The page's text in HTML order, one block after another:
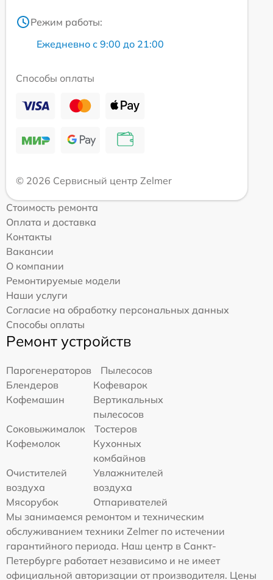
Режим работы:
Ежедневно с 9:00 до 21:00
Способы оплаты
© 2026 Сервисный центр Zelmer
Стоимость ремонта
Оплата и доставка
Контакты
Вакансии
О компании
Ремонтируемые модели
Наши услуги
Согласие на обработку персональных данных
Способы оплаты
Ремонт устройств
Парогенераторов
Пылесосов
Блендеров
Кофеварок
Кофемашин
Вертикальных
пылесосов
Соковыжималок
Тостеров
Кофемолок
Кухонных
комбайнов
Очистителей
воздуха
Увлажнителей
воздуха
Мясорубок
Отпаривателей
Мы занимаемся ремонтом и техническим
обслуживанием техники Zelmer по истечении
гарантийного периода. Наш центр в Санкт-
Петербурге работает независимо и не имеет
официальной авторизации от производителя. Цены